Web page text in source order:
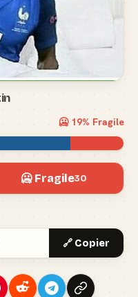
🥶 19% Fragile
🥶 Fragile30
🔗 Copier